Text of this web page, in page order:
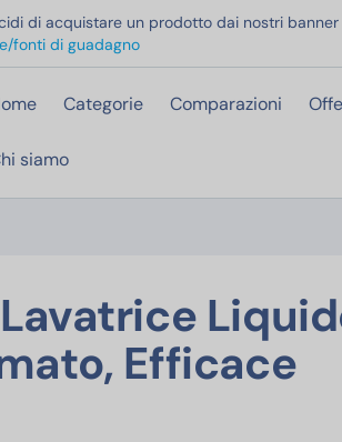
di acquistare un prodotto dai nostri banner
fonti di guadagno
Categorie Comparazioni
siamo
Efficace